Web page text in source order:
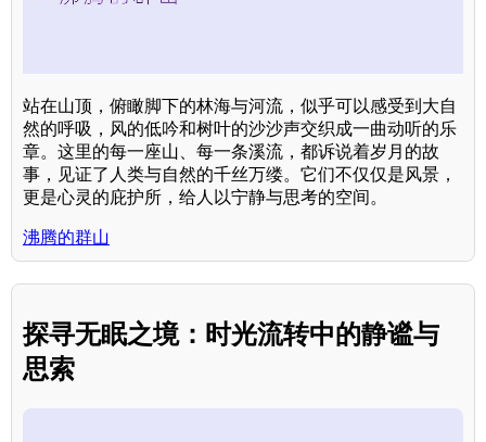
站在山顶，俯瞰脚下的林海与河流，似乎可以感受到大自
然的呼吸，风的低吟和树叶的沙沙声交织成一曲动听的乐
章。这里的每一座山、每一条溪流，都诉说着岁月的故
事，见证了人类与自然的千丝万缕。它们不仅仅是风景，
更是心灵的庇护所，给人以宁静与思考的空间。
沸腾的群山
探寻无眠之境：时光流转中的静谧与
思索